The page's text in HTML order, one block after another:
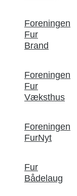
Foreningen
Fur
Brand
Foreningen
Fur
Væksthus
Foreningen
FurNyt
Fur
Bådelaug